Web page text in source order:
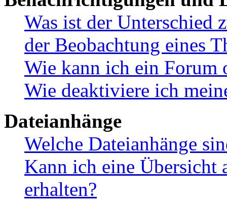
Was ist der Unterschied
der Beobachtung eines
Wie kann ich ein Forum
Wie deaktiviere ich
Dateianhänge
Welche Dateianhänge
Kann ich eine Übersicht
erhalten?